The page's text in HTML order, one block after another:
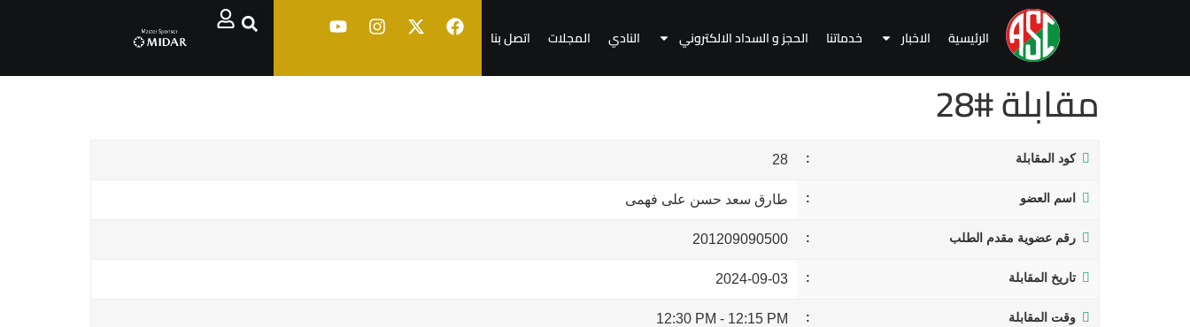
الرئيسية الاخبار خدماتنا الحجز و السداد الالكتروني النادي المجلات اتصل بنا
مقابلة #28
كود المقابلة 28
اسم العضو طارق سعد حسن على فهمى
رقم عضوية مقدم الطلب 201209090500
تاريخ المقابلة 2024-09-03
وقت المقابلة 12:15 PM
-
12:30 PM